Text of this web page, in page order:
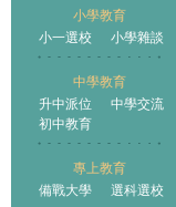
小學教育
小一選校
小學雜談
中學教育
升中派位
中學交流
初中教育
專上教育
備戰大學
選科選校